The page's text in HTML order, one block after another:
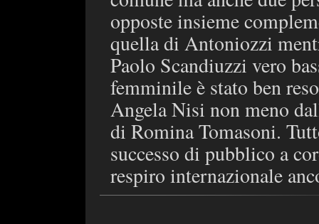
opposte insieme
quella di Antoniozzi
Paolo Scandiuzzi vero
femminile è stato ben
Angela Nisi non meno
di Romina Tomasoni.
successo di pubblico a
respiro internazionale